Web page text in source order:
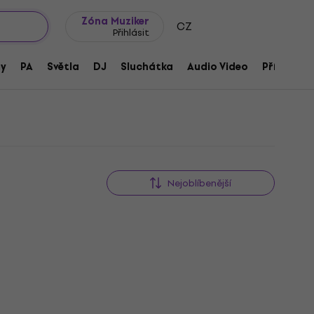
Zóna Muziker
Přihlásit CZ
PA Světla DJ Sluchátka Audio Video
Nejoblíbenější